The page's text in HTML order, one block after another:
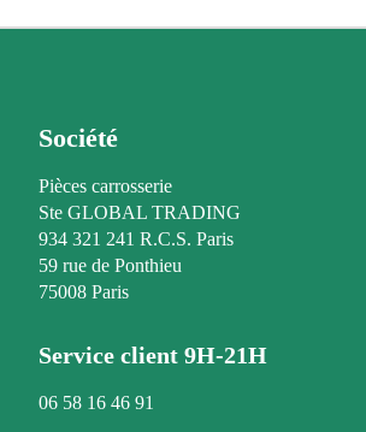
Société
Pièces carrosserie
Ste GLOBAL TRADING
934 321 241 R.C.S. Paris
59 rue de Ponthieu
75008 Paris
Service client 9H-21H
06 58 16 46 91